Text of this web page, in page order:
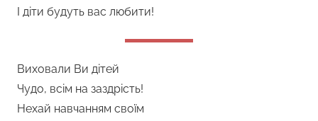
І діти будуть вас любити!
Виховали Ви дітей
Чудо, всім на заздрість!
Нехай навчанням своїм